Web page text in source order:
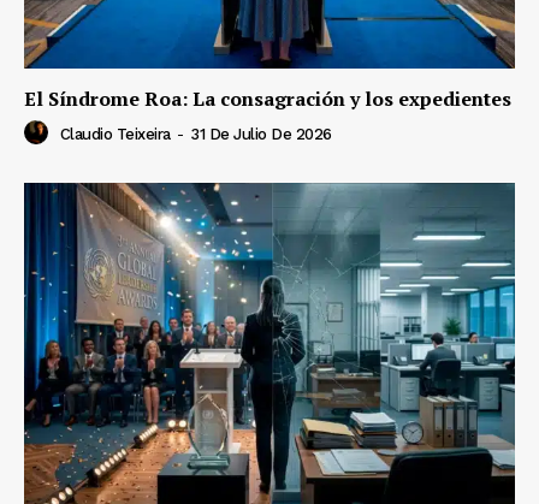
El Síndrome Roa: La consagración y los expedientes
Claudio Teixeira - 31 De Julio De 2026